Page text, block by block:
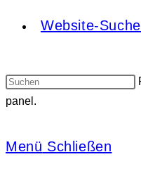
Website-
panel.
Menü Schließen